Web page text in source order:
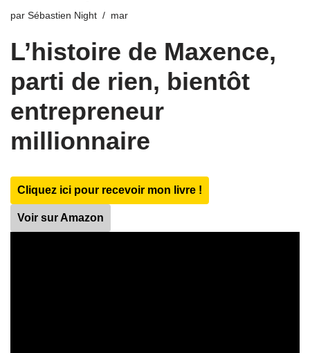
par Sébastien Night mar
L’histoire de Maxence,
parti de rien, bientôt
entrepreneur
millionnaire
Cliquez ici pour recevoir mon livre !
Voir sur Amazon